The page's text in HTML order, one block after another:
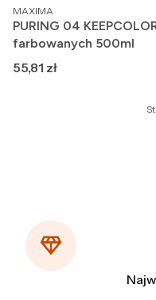
PRODUCENT
MAXIMA
PURING 04
farbowanych 500ml
Cena
55,81 zł